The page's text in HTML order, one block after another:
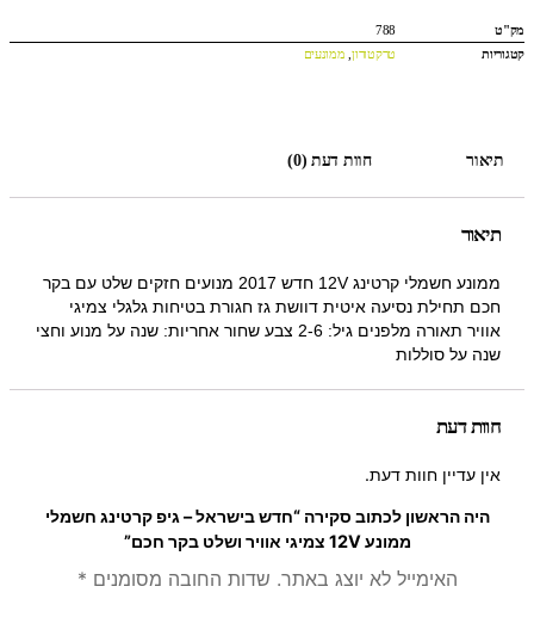
מק"ט
788
קטגוריות
טרקטורון, ממונעים
תיאור חוות דעת (0)
תיאור
ממונע חשמלי קרטינג 12V חדש 2017 מנועים חזקים שלט עם בקר
חכם תחילת נסיעה איטית דוושת גז חגורת בטיחות גלגלי צמיגי
אוויר תאורה מלפנים גיל: 2-6 צבע שחור אחריות: שנה על מנוע וחצי
שנה על סוללות
חוות דעת
אין עדיין חוות דעת.
היה הראשון לכתוב סקירה “חדש בישראל – גיפ קרטינג חשמלי
ממונע 12V צמיגי אוויר ושלט בקר חכם”
האימייל לא יוצג באתר. שדות החובה מסומנים *